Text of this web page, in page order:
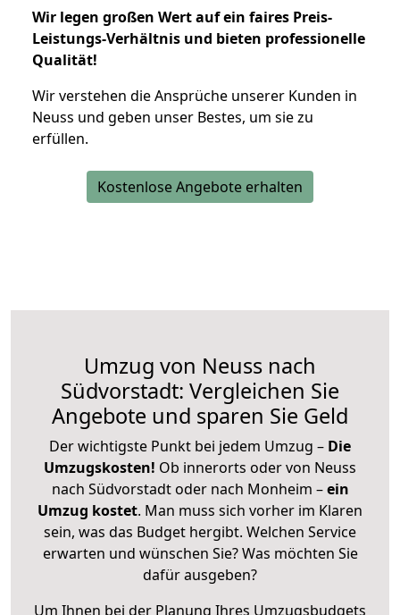
Wir legen großen Wert auf ein faires Preis-
Leistungs-Verhältnis und bieten professionelle
Qualität!
Wir verstehen die Ansprüche unserer Kunden in
Neuss und geben unser Bestes, um sie zu
erfüllen.
Kostenlose Angebote erhalten
Umzug von Neuss nach
Südvorstadt: Vergleichen Sie
Angebote und sparen Sie Geld
Der wichtigste Punkt bei jedem Umzug – Die
Umzugskosten! Ob innerorts oder von Neuss
nach Südvorstadt oder nach Monheim –ein
Umzug kostet. Man muss sich vorher im Klaren
sein, was das Budget hergibt. Welchen Service
erwarten und wünschen Sie? Was möchten Sie
dafür ausgeben?
Um Ihnen bei der Planung Ihres Umzugsbudgets